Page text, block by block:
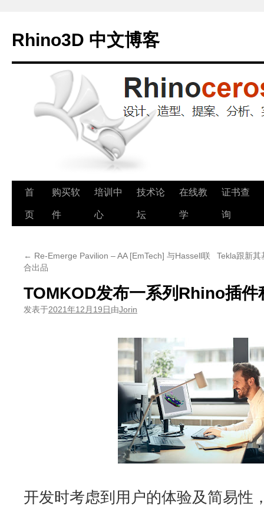
Rhino3D 中文博客
跳
至
首
页
购买软
件
培训中
心
技术论
坛
在线教
学
证书查
询
← Re-Emerge Pavilion – AA [EmTech] 与Hassell联
合出品
Tekla跟新
TOMKOD发布一系列Rhino插件
发表于2021年12月19日由Jorin
开发时考虑到用户的体验及简易性